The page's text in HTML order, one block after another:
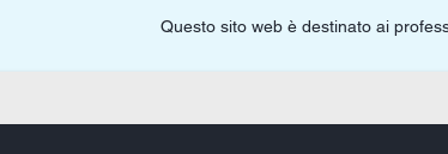
Questo sito web è destinato ai